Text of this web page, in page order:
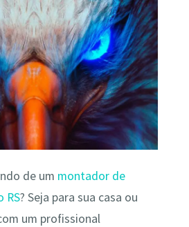
de um montador de
RS? Seja para sua casa ou
um profissional